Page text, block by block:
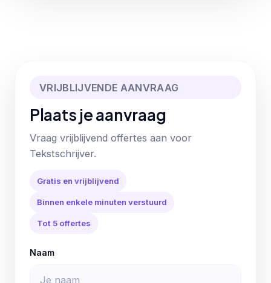
VRIJBLIJVENDE AANVRAAG
Plaats je aanvraag
Vraag vrijblijvend offertes aan voor
Tekstschrijver.
Gratis en vrijblijvend
Binnen enkele minuten verstuurd
Tot 5 offertes
Naam